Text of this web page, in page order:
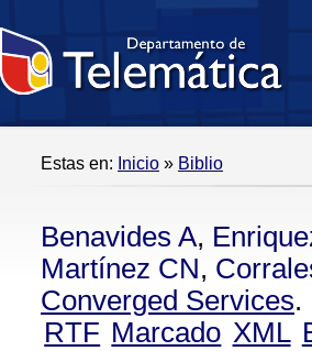
Estas en: Inicio » Biblio
Benavides A,
Martínez CN,
Converged Services.
RTF Marcado XML